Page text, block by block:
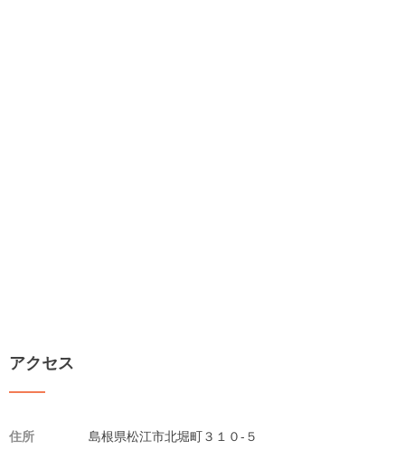
アクセス
住所 島根県松江市北堀町３１０-５